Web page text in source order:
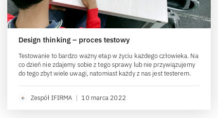
Design thinking – proces testowy
Testowanie to bardzo ważny etap w życiu każdego człowieka. Na
co dzień nie zdajemy sobie z tego sprawy lub nie przywiązujemy
do tego zbyt wiele uwagi, natomiast każdy z nas jest testerem.
Zespół IFIRMA | 10 marca 2022